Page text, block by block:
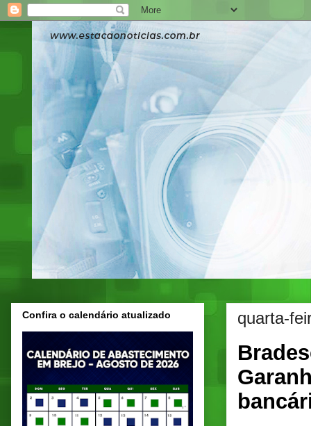
quarta-
Confira o calendário atualizado